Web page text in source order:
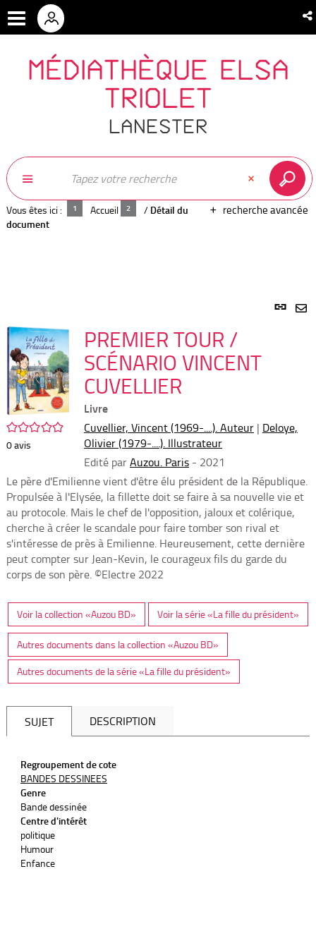
MÉDIATHÈQUE ELSA
TRIOLET
LANESTER
recherche avancée
Vous êtes ici : Accueil / Détail du
document
Lien
/5
0avis
PREMIER TOUR /
SCÉNARIO VINCENT
CUVELLIER
Livre
Cuvellier, Vincent (1969-....). Auteur | Deloye,
Olivier (1979-....). Illustrateur
Edité parAuzou. Paris - 2021
Le père d'Emilienne vient d'être élu président de la République.
Propulsée à l'Elysée, la fillette doit se faire à sa nouvelle vie et
au protocole. Mais le chef de l'opposition, jaloux et colérique,
cherche à créer le scandale pour faire tomber son rival et
s'intéresse de près à Emilienne. Heureusement, cette dernière
peut compter sur Jean-Kevin, le courageux fils du garde du
corps de son père. ©Electre 2022
Voir la collection «Auzou BD» Voir la série «La fille du président»
Autres documents dans la collection «Auzou BD»
Autres documents de la série «La fille du président»
SUJET DESCRIPTION
Regroupement de cote
BANDES DESSINEES
Genre
Bande dessinée
Centre d'intérêt
politique
Humour
Enfance